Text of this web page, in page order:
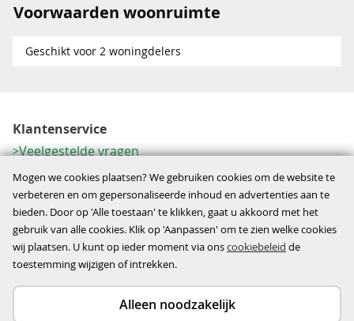
Voorwaarden woonruimte
Geschikt voor 2 woningdelers
Klantenservice
Veelgestelde vragen
Contactformulier
Herroeping
Over ons
Bedrijfsgegevens
Werkwijze
Mogen we cookies plaatsen? We gebruiken cookies om de website te
verbeteren en om gepersonaliseerde inhoud en advertenties aan te
bieden. Door op 'Alle toestaan' te klikken, gaat u akkoord met het
gebruik van alle cookies. Klik op 'Aanpassen' om te zien welke cookies
wij plaatsen. U kunt op ieder moment via onscookiebeleid de
toestemming wijzigen of intrekken.
Alleen noodzakelijk